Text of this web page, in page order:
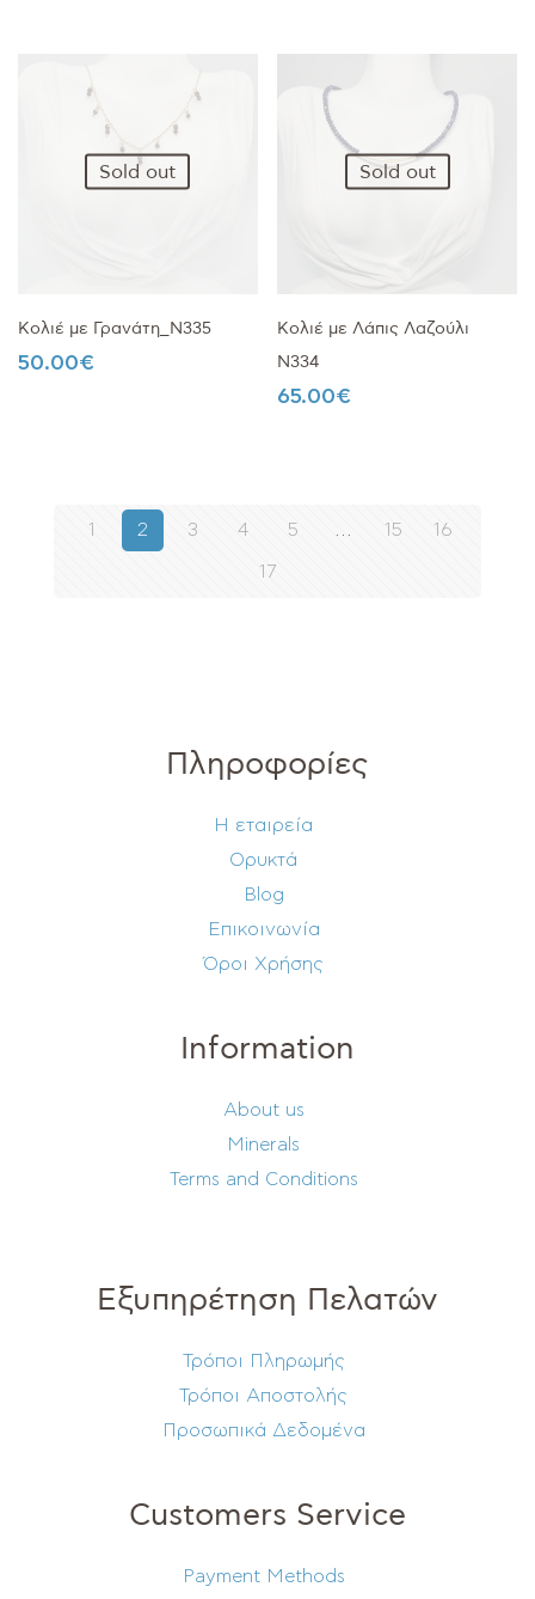
Sold out
Κολιέ με Γρανάτη_N335
50.00€
Sold out
Κολιέ με Λάπις Λαζούλι
N334
65.00€
1 2 3 4 5 15 16
17
Πληροφορίες
Η εταιρεία
Ορυκτά
Blog
Επικοινωνία
Όροι Χρήσης
Information
About us
Minerals
Terms and Conditions
Εξυπηρέτηση Πελατών
Τρόποι Πληρωμής
Τρόποι Αποστολής
Προσωπικά Δεδομένα
Customers Service
Payment Methods